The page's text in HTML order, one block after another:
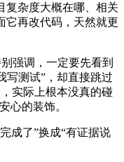
复杂度大概在哪、相关
它再改代码，天然就更
别强调，一定要先看到
写测试”，却直接跳过
实际上根本没真的碰
心的装饰。
成了”换成“有证据说